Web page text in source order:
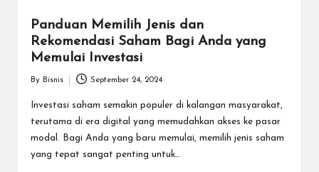
Panduan Memilih Jenis dan
Rekomendasi Saham Bagi Anda yang
Memulai Investasi
by
By Bisnis September 24, 2024
Investasi saham semakin populer di kalangan masyarakat,
terutama di era digital yang memudahkan akses ke pasar
modal. Bagi Anda yang baru memulai, memilih jenis saham
yang tepat sangat penting untuk…